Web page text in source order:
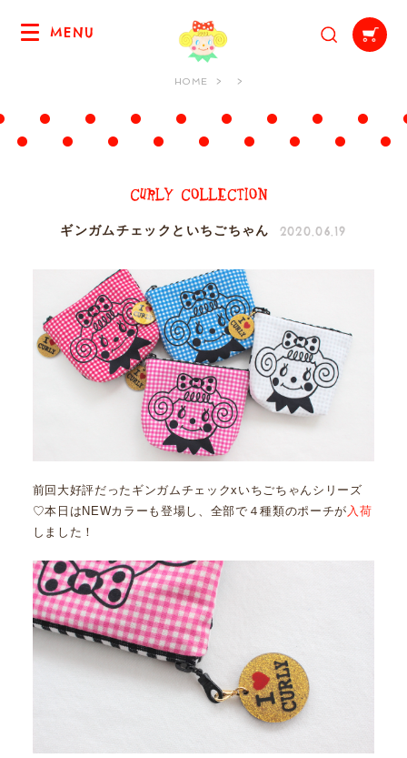
MENU
HOME
ギンガムチェックといちごちゃん 2020.06.19
前回大好評だったギンガムチェックxいちごちゃんシリーズ
♡本日はNEWカラーも登場し、全部で４種類のポーチが 入荷
しました！